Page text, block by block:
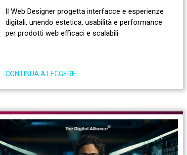
Il Web Designer progetta interfacce e esperienze
digitali, unendo estetica, usabilità e performance
per prodotti web efficaci e scalabili.
CONTINUA A LEGGERE